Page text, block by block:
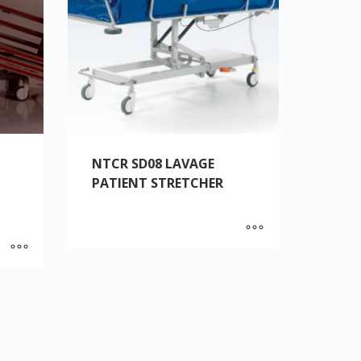
NTCR SD08 LAVAGE
PATIENT STRETCHER